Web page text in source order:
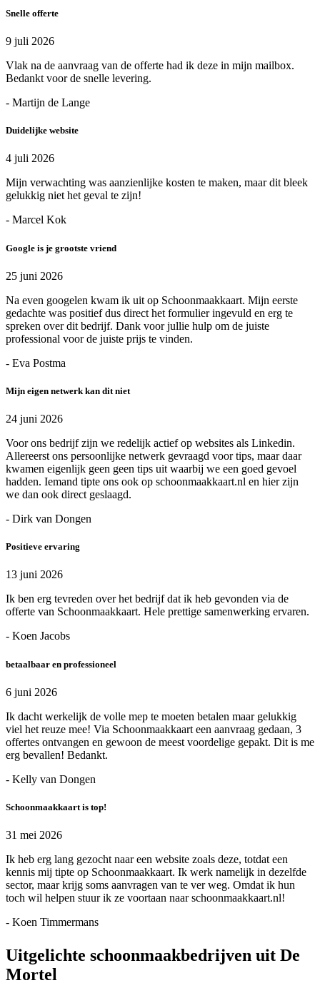
Snelle offerte
9 juli 2026
Vlak na de aanvraag van de offerte had ik deze in mijn mailbox.
Bedankt voor de snelle levering.
- Martijn de Lange
Duidelijke website
4 juli 2026
Mijn verwachting was aanzienlijke kosten te maken, maar dit bleek
gelukkig niet het geval te zijn!
- Marcel Kok
Google is je grootste vriend
25 juni 2026
Na even googelen kwam ik uit op Schoonmaakkaart. Mijn eerste
gedachte was positief dus direct het formulier ingevuld en erg te
spreken over dit bedrijf. Dank voor jullie hulp om de juiste
professional voor de juiste prijs te vinden.
- Eva Postma
Mijn eigen netwerk kan dit niet
24 juni 2026
Voor ons bedrijf zijn we redelijk actief op websites als Linkedin.
Allereerst ons persoonlijke netwerk gevraagd voor tips, maar daar
kwamen eigenlijk geen geen tips uit waarbij we een goed gevoel
hadden. Iemand tipte ons ook op schoonmaakkaart.nl en hier zijn
we dan ook direct geslaagd.
- Dirk van Dongen
Positieve ervaring
13 juni 2026
Ik ben erg tevreden over het bedrijf dat ik heb gevonden via de
offerte van Schoonmaakkaart. Hele prettige samenwerking ervaren.
- Koen Jacobs
betaalbaar en professioneel
6 juni 2026
Ik dacht werkelijk de volle mep te moeten betalen maar gelukkig
viel het reuze mee! Via Schoonmaakkaart een aanvraag gedaan, 3
offertes ontvangen en gewoon de meest voordelige gepakt. Dit is me
erg bevallen! Bedankt.
- Kelly van Dongen
Schoonmaakkaart is top!
31 mei 2026
Ik heb erg lang gezocht naar een website zoals deze, totdat een
kennis mij tipte op Schoonmaakkaart. Ik werk namelijk in dezelfde
sector, maar krijg soms aanvragen van te ver weg. Omdat ik hun
toch wil helpen stuur ik ze voortaan naar schoonmaakkaart.nl!
- Koen Timmermans
Uitgelichte schoonmaakbedrijven uit De
Mortel